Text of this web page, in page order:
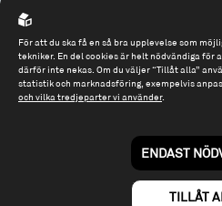
Tel: 08 - 545
Till
© 2026 - Spiltan
By
För att du ska få en så bra upplevelse som
tekniker. En del cookies är helt nödvändiga för
därför inte nekas. Om du väljer “Tillåt alla”
statistik och marknadsföring, exempelvis
och vilka tredjeparter vi använder.
ENDAST
TILLÅT